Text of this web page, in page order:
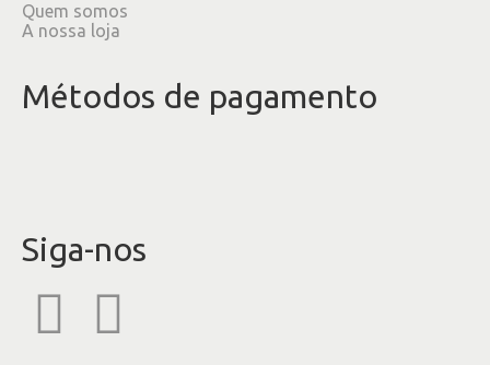
Quem somos
A nossa loja
Métodos de pagamento
Siga-nos